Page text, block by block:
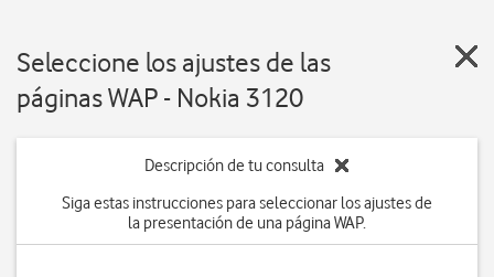
Seleccione los ajustes de las
páginas WAP - Nokia 3120
Descripción de tu consulta
Siga estas instrucciones para seleccionar los ajustes de
la presentación de una página WAP.